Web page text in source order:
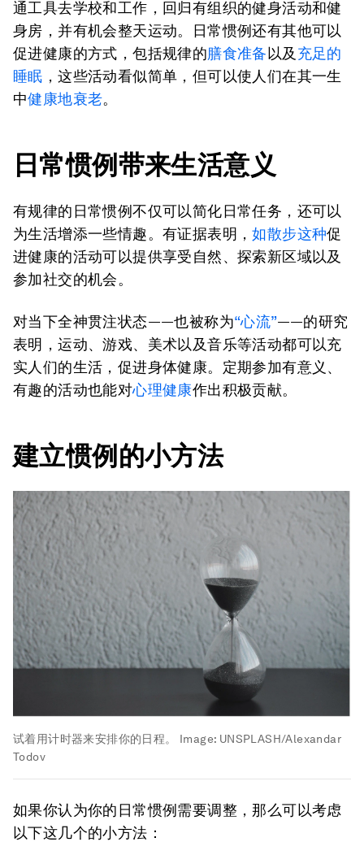
通工具去学校和工作，回归有组织的健身活动和健
身房，并有机会整天运动。日常惯例还有其他可以
促进健康的方式，包括规律的膳食准备以及 充足的
睡眠 ，这些活动看似简单，但可以使人们在其一生
中健康地衰老。
日常惯例带来生活意义
有规律的日常惯例不仅可以简化日常任务，还可以
为生活增添一些情趣。有证据表明，如散步这种促
进健康的活动可以提供享受自然、探索新区域以及
参加社交的机会。
对当下全神贯注状态——也被称为“心流”——的研究
表明，运动、游戏、美术以及音乐等活动都可以充
实人们的生活，促进身体健康。定期参加有意义、
有趣的活动也能对心理健康作出积极贡献。
建立惯例的小方法
试着用计时器来安排你的日程。 Image: UNSPLASH/Alexandar
Todov
如果你认为你的日常惯例需要调整，那么可以考虑
以下这几个的小方法：